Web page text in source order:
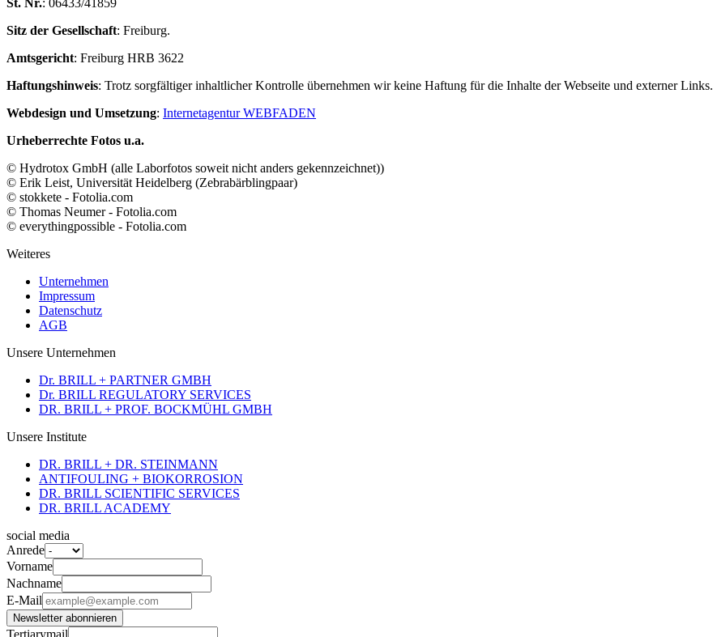
St. Nr.: 06433/41859
Sitz der Gesellschaft: Freiburg.
Amtsgericht: Freiburg HRB 3622
Haftungshinweis: Trotz sorgfältiger inhaltlicher Kontrolle übernehmen wir keine Haftung für die Inhalte der Webseite und externer Links.
Webdesign und Umsetzung: Internetagentur WEBFADEN
Urheberrechte Fotos u.a.
© Hydrotox GmbH (alle Laborfotos soweit nicht anders gekennzeichnet))
© Erik Leist, Universität Heidelberg (Zebrabärblingpaar)
© stokkete - Fotolia.com
© Thomas Neumer - Fotolia.com
© everythingpossible - Fotolia.com
Weiteres
Unternehmen
Impressum
Datenschutz
AGB
Unsere Unternehmen
Dr. BRILL + PARTNER GMBH
Dr. BRILL REGULATORY SERVICES
DR. BRILL + PROF. BOCKMÜHL GMBH
Unsere Institute
DR. BRILL + DR. STEINMANN
ANTIFOULING + BIOKORROSION
DR. BRILL SCIENTIFIC SERVICES
DR. BRILL ACADEMY
social media
Anrede
Vorname
Nachname
E-Mail
Newsletter abonnieren
Tertiarymail